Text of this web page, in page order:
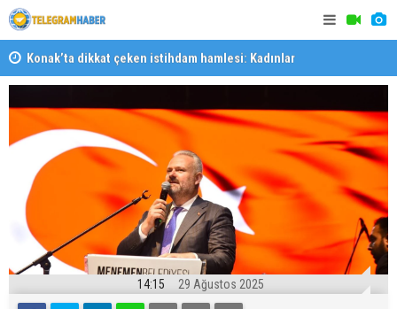
Konak’ta dikkat çeken istihdam hamlesi: Kadınlar
kaynakçılık öğrenecek
14:15 29 Ağustos 2025